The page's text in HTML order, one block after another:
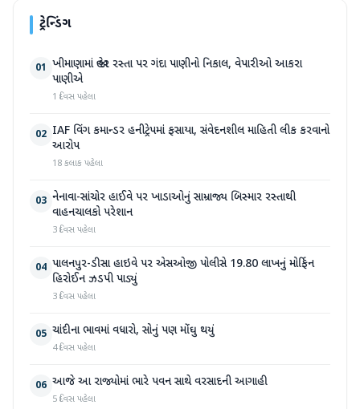
ટ્રેન્ડિંગ
01 ખીમાણામાં જાહેર રસ્તા પર ગંદા પાણીનો નિકાલ, વેપારીઓ આકરા
પાણીએ
1 દિવસ પહેલા
02 IAF વિંગ કમાન્ડર હનીટ્રેપમાં ફસાયા, સંવેદનશીલ માહિતી લીક કરવાનો
આરોપ
18 કલાક પહેલા
03 નેનાવા-સાંચોર હાઈવે પર ખાડાઓનું સામ્રાજ્ય બિસ્માર રસ્તાથી
વાહનચાલકો પરેશાન
3 દિવસ પહેલા
04 પાલનપુર-ડીસા હાઇવે પર એસઓજી પોલીસે 19.80 લાખનું મોર્ફિન
હિરોઈન ઝડપી પાડ્યું
3 દિવસ પહેલા
05 ચાંદીના ભાવમાં વધારો, સોનું પણ મોંઘુ થયું
4 દિવસ પહેલા
06 આજે આ રાજ્યોમાં ભારે પવન સાથે વરસાદની આગાહી
5 દિવસ પહેલા